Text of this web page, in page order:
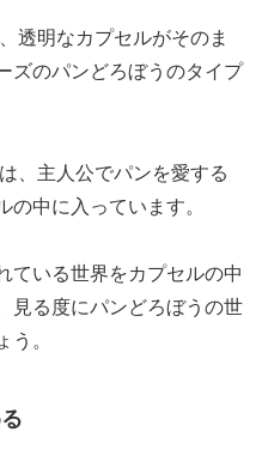
透明なカプセルがそのま
ズのパンどろぼうのタイプ
、主人公でパンを愛する
中に入っています。
ている世界をカプセルの中
見る度にパンどろぼうの世
う。